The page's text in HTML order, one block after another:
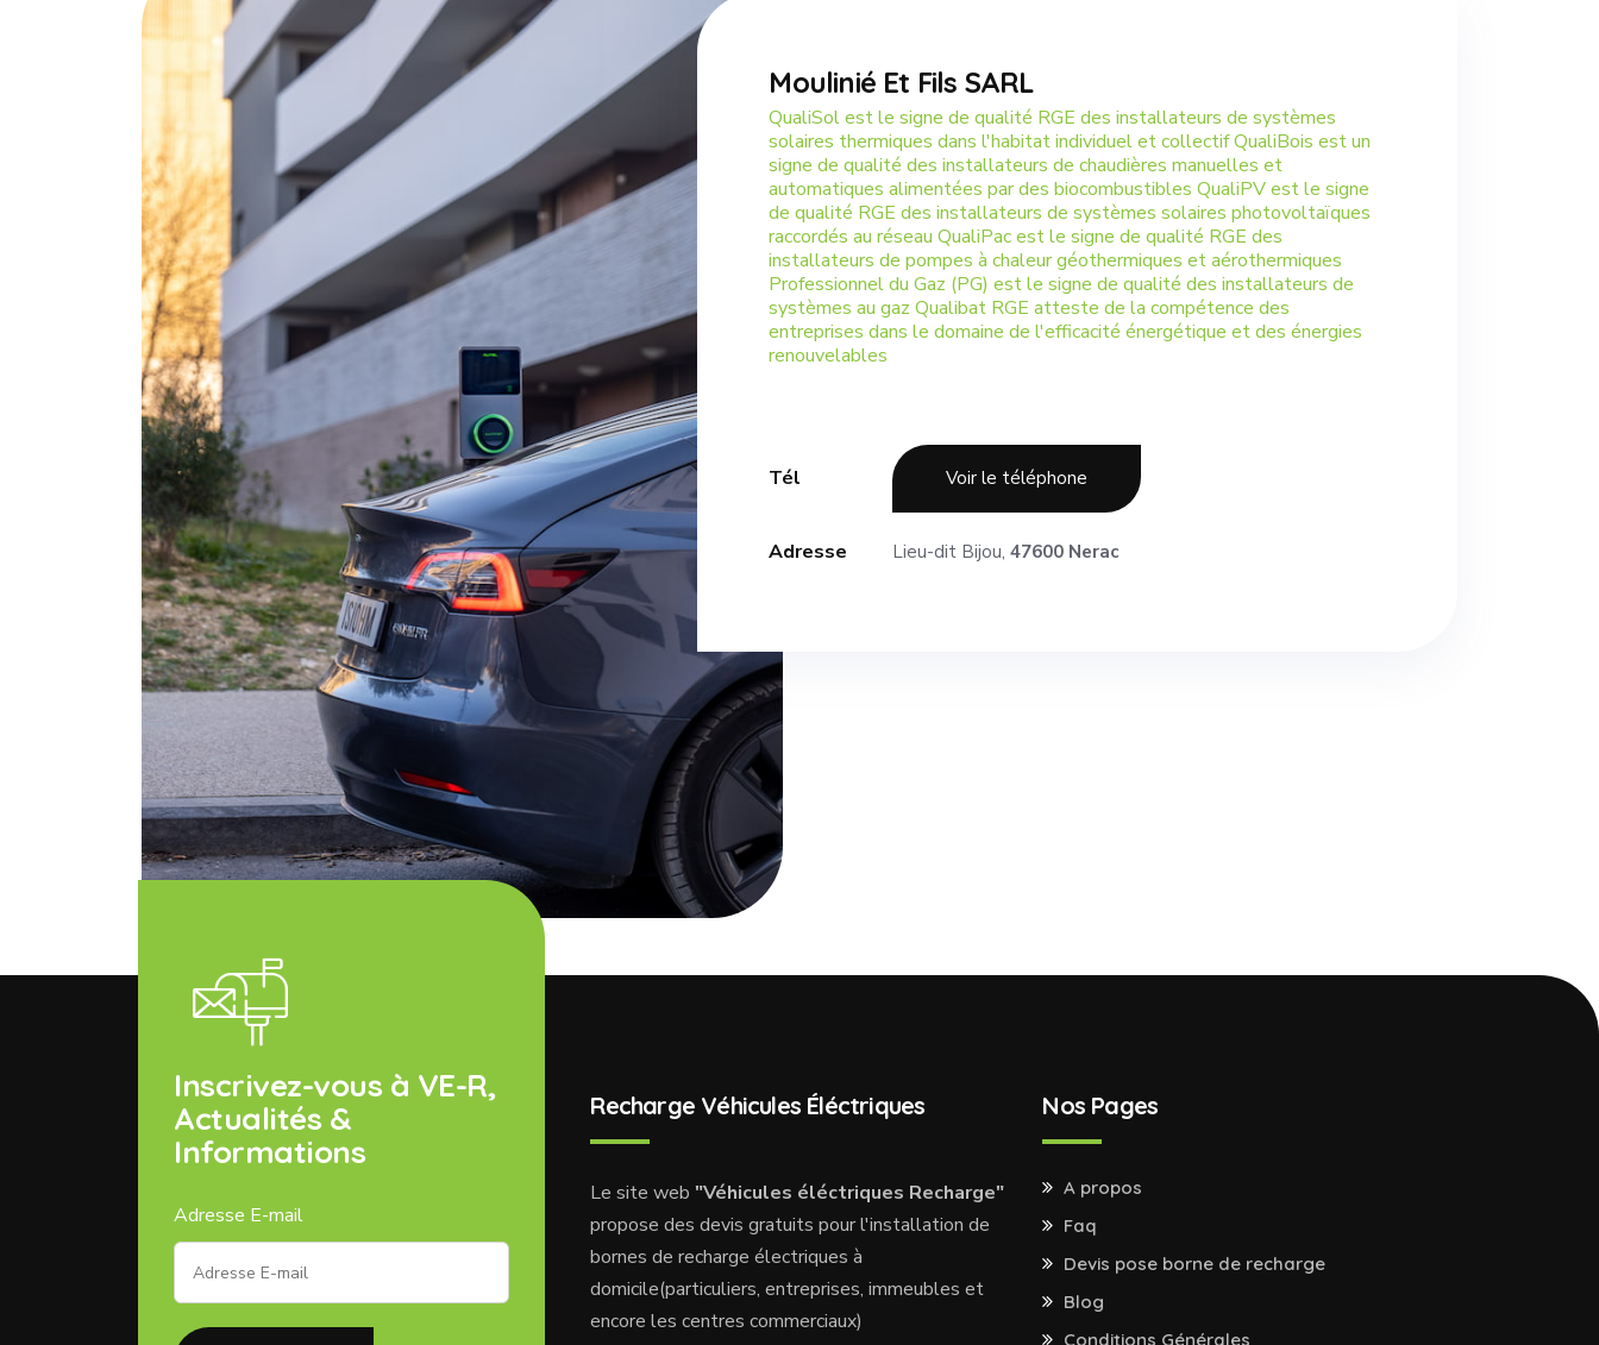
Moulinié Et Fils SARL
QualiSol est le signe de qualité RGE des installateurs de systèmes
solaires thermiques dans l'habitat individuel et collectif QualiBois est un
signe de qualité des installateurs de chaudières manuelles et
automatiques alimentées par des biocombustibles QualiPV est le signe
de qualité RGE des installateurs de systèmes solaires photovoltaïques
raccordés au réseau QualiPac est le signe de qualité RGE des
installateurs de pompes à chaleur géothermiques et aérothermiques
Professionnel du Gaz (PG) est le signe de qualité des installateurs de
systèmes au gaz Qualibat RGE atteste de la compétence des
entreprises dans le domaine de l'efficacité énergétique et des énergies
renouvelables
Tél Voir le téléphone
Adresse Lieu-dit Bijou,47600 Nerac
Inscrivez-vous à VE-R,
Actualités &
Informations
Adresse E-mail
Recharge Véhicules Éléctriques
Le site web"Véhicules éléctriques Recharge"
propose des devis gratuits pour l'installation de
bornes de recharge électriques à
domicile(particuliers, entreprises, immeubles et
encore les centres commerciaux)
Nos Pages
A propos
Faq
Devis pose borne de recharge
Blog
Conditions Générales